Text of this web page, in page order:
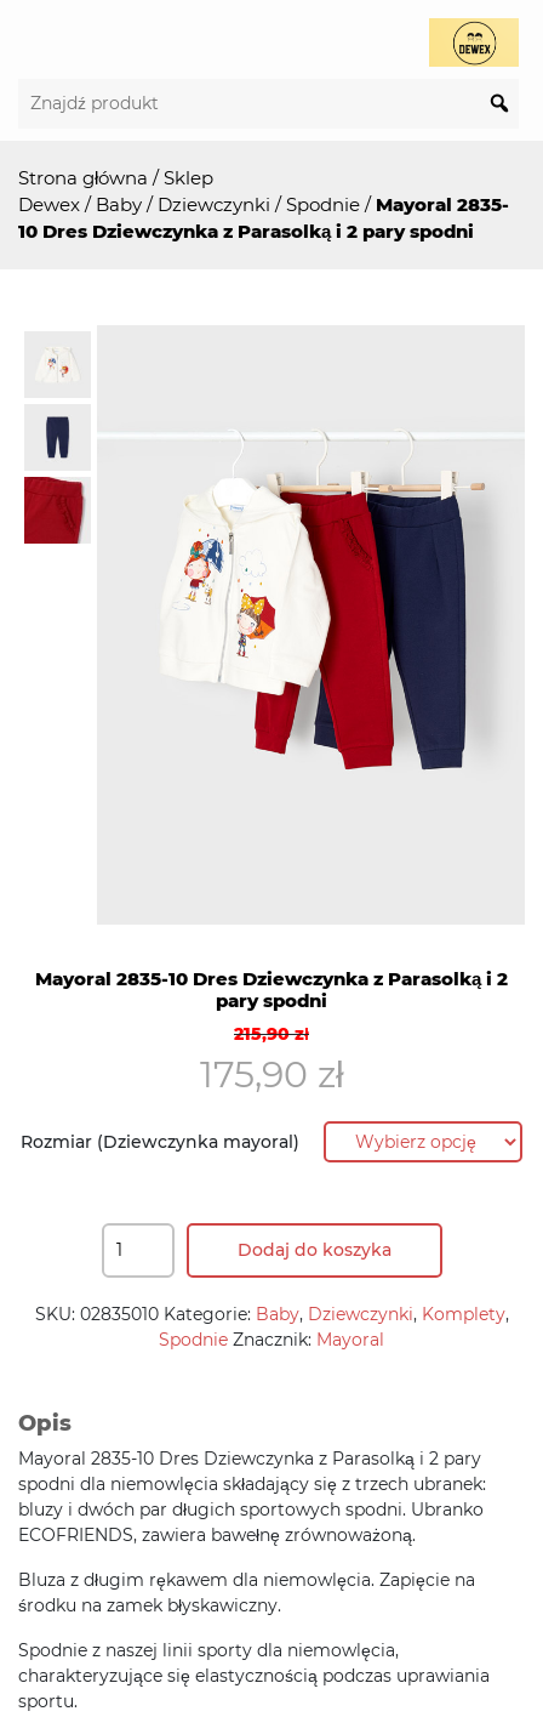
Strona główna /Sklep
Dewex / Baby / Dziewczynki /Spodnie / Mayoral 2835-
10 Dres Dziewczynka z Parasolką i 2 pary spodni
Mayoral 2835-10 Dres Dziewczynka z Parasolką i 2
pary spodni
215,90zł
Pierwotna
cena
wynosiła:
175,90 zł
Aktualna
cena
wynosi:
Rozmiar (Dziewczynka mayoral)
Dodaj do koszyka
SKU: 02835010 Kategorie: Baby, Dziewczynki, Komplety,
Spodnie Znacznik: Mayoral
Opis
Mayoral 2835-10 Dres Dziewczynka z Parasolką i 2 pary
spodni dla niemowlęcia składający się z trzech ubranek:
bluzy i dwóch par długich sportowych spodni. Ubranko
ECOFRIENDS, zawiera bawełnę zrównoważoną.
Bluza z długim rękawem dla niemowlęcia. Zapięcie na
środku na zamek błyskawiczny.
Spodnie z naszej linii sporty dla niemowlęcia,
charakteryzujące się elastycznością podczas uprawiania
sportu.